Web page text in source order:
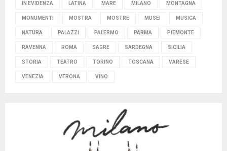
IN EVIDENZA LATINA MARE MILANO MONTAGNA
MONUMENTI MOSTRA MOSTRE MUSEI MUSICA
NATURA PALAZZI PALERMO PARMA PIEMONTE
RAVENNA ROMA SAGRE SARDEGNA SICILIA
STORIA TEATRO TORINO TOSCANA VARESE
VENEZIA VERONA VINO